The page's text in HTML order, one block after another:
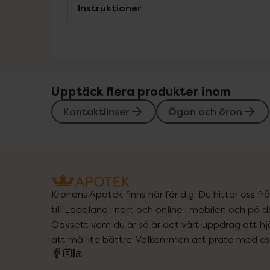
Instruktioner
Upptäck flera produkter inom
Kontaktlinser Ögon och öron
Kronans Apotek finns här för dig. Du hittar oss
till Lappland i norr, och online i mobilen och på
Oavsett vem du är så är det vårt uppdrag att
att må lite bättre. Välkommen att prata med